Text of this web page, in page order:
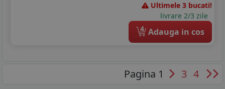
Ultimele 3 bucati!
livrare 2/3 zile
4 Adauga in cos
Pagina 1 3 4